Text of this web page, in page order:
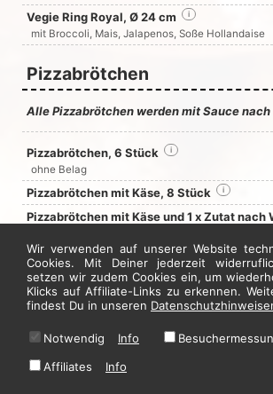
Vegie Ring Royal, Ø 24 cm i
mit Broccoli, Mais, Jalapenos, Soße Hollandaise
Pizzabrötchen
Alle Pizzabrötchen werden mit Sauce
Pizzabrötchen, 6 Stück i
ohne Belag
Pizzabrötchen mit Käse, 8 Stück i
Pizzabrötchen mit Käse und 1 x Zutat nach
8 Stück
i
Jetzt hier bestellen
* Alle Preise in Euro inkl. gesetzl. MwSt. Abbildungen
Informationen zu Inhalts- und Zusatzstoffen
Wir verwenden auf unserer Website
Cookies. Mit Deiner jederzeit
setzen wir zudem Cookies ein, um
Klicks auf Affiliate-Links zu erkennen.
findest Du in unseren
Notwendig Info
Affiliates
Info